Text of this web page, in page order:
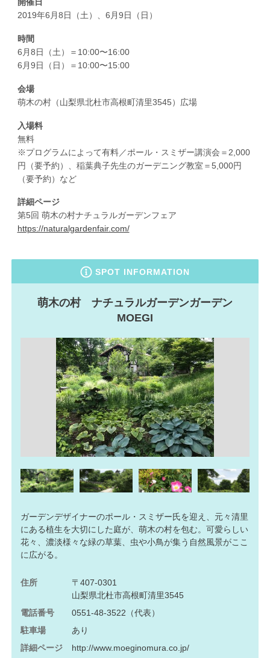
開催日
2019年6月8日（土）、6月9日（日）
時間
6月8日（土）＝10:00〜16:00
6月9日（日）＝10:00〜15:00
会場
萌木の村（山梨県北杜市高根町清里3545）広場
入場料
無料
※プログラムによって有料／ポール・スミザー講演会＝2,000
円（要予約）、稲葉典子先生のガーデニング教室＝5,000円
（要予約）など
詳細ページ
第5回 萌木の村ナチュラルガーデンフェア
https://naturalgardenfair.com/
SPOT INFORMATION
萌木の村 ナチュラルガーデンガーデン
MOEGI
ガーデンデザイナーのポール・スミザー氏を迎え、元々清里
にある植生を大切にした庭が、萌木の村を包む。可愛らしい
花々、濃淡様々な緑の草葉、虫や小鳥が集う自然風景がここ
に広がる。
住所
〒407-0301
山梨県北杜市高根町清里3545
電話番号
0551-48-3522（代表）
駐車場
あり
詳細ページ
http://www.moeginomura.co.jp/